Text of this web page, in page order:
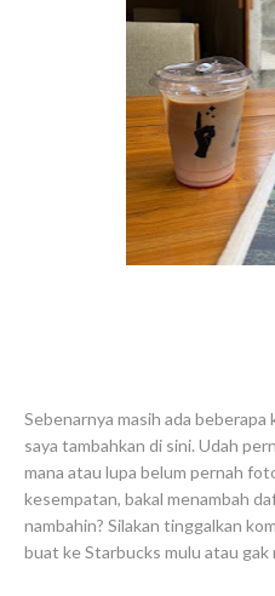
Sebenarnya masih ada beberapa
saya tambahkan di sini. Udah
mana atau lupa belum pernah
kesempatan, bakal menambah
nambahin? Silakan tinggalkan
buat ke Starbucks mulu atau gak